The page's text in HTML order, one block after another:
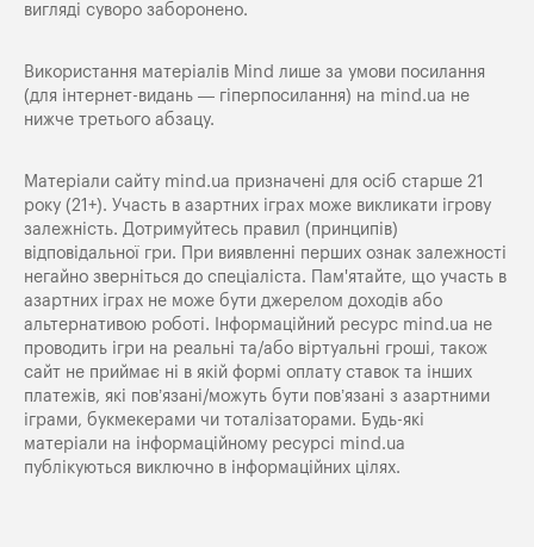
вигляді суворо заборонено.
Використання матеріалів Mind лише за умови посилання
(для інтернет-видань — гіперпосилання) на mind.ua не
нижче третього абзацу.
Матеріали сайту mind.ua призначені для осіб старше 21
року (21+). Участь в азартних іграх може викликати ігрову
залежність. Дотримуйтесь правил (принципів)
відповідальної гри. При виявленні перших ознак залежності
негайно зверніться до спеціаліста. Пам'ятайте, що участь в
азартних іграх не може бути джерелом доходів або
альтернативою роботі. Інформаційний ресурс mind.ua не
проводить ігри на реальні та/або віртуальні гроші, також
сайт не приймає ні в якій формі оплату ставок та інших
платежів, які пов’язані/можуть бути пов’язані з азартними
іграми, букмекерами чи тоталізаторами. Будь-які
матеріали на інформаційному ресурсі mind.ua
публікуються виключно в інформаційних цілях.